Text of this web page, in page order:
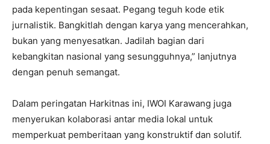
pada kepentingan sesaat. Pegang teguh kode etik
jurnalistik. Bangkitlah dengan karya yang mencerahkan,
bukan yang menyesatkan. Jadilah bagian dari
kebangkitan nasional yang sesungguhnya,” lanjutnya
dengan penuh semangat.
Dalam peringatan Harkitnas ini, IWOI Karawang juga
menyerukan kolaborasi antar media lokal untuk
memperkuat pemberitaan yang konstruktif dan solutif.